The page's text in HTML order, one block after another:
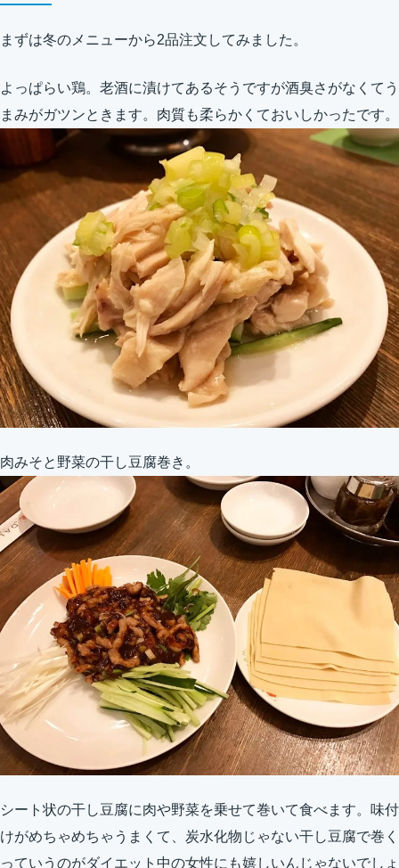
まずは冬のメニューから2品注文してみました。
よっぱらい鶏。老酒に漬けてあるそうですが酒臭さがなくてう
まみがガツンときます。肉質も柔らかくておいしかったです。
肉みそと野菜の干し豆腐巻き。
シート状の干し豆腐に肉や野菜を乗せて巻いて食べます。味付
けがめちゃめちゃうまくて、炭水化物じゃない干し豆腐で巻く
っていうのがダイエット中の女性にも嬉しいんじゃないでしょ